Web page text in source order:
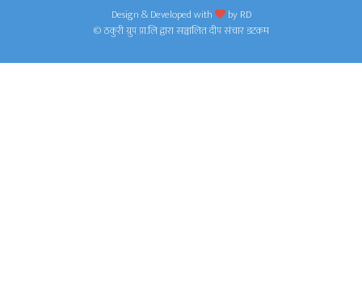
Design & Developed with byRD
© ठकुरी ग्रुप प्रा.लि द्वारा सञ्चालित दीप संचार डटकम